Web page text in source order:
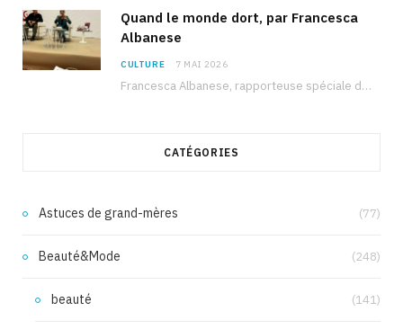
Quand le monde dort, par Francesca
Albanese
CULTURE 7 MAI 2026
Francesca Albanese, rapporteuse spéciale de l’ONU sur les territoires palestiniens occupés, était à Tunis pour…
CATÉGORIES
Astuces de grand-mères (77)
Beauté&Mode (248)
beauté (141)